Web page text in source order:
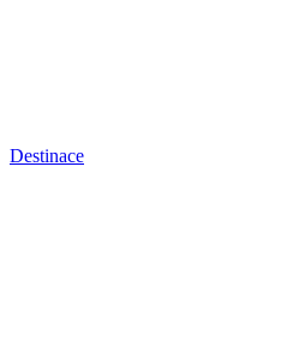
Destinace